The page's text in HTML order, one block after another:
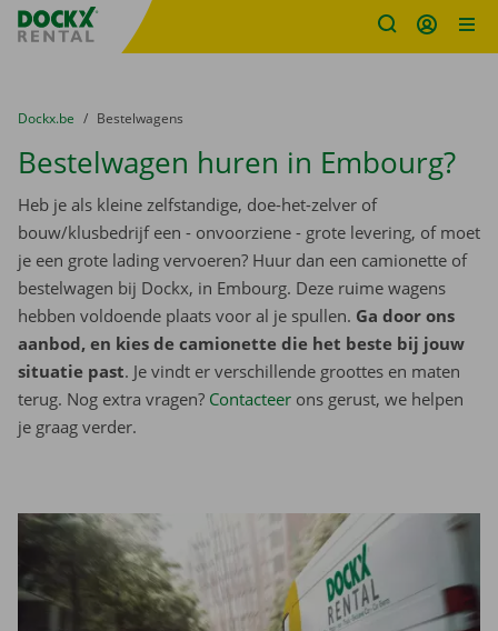
Fratello DEMO
U bevindt zich hier:
van
Dockx.be naar
Bestelwagens
Bestelwagen huren in Embourg?
Heb je als kleine zelfstandige, doe-het-zelver of
bouw/klusbedrijf een - onvoorziene - grote levering, of moet
je een grote lading vervoeren? Huur dan een camionette of
bestelwagen bij Dockx, in Embourg. Deze ruime wagens
hebben voldoende plaats voor al je spullen. Ga door ons
aanbod, en kies de camionette die het beste bij jouw
situatie past. Je vindt er verschillende groottes en maten
terug. Nog extra vragen? Contacteer ons gerust, we helpen
je graag verder.